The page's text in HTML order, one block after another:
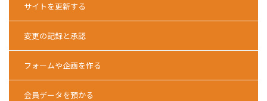
サイトを更新する
変更の記録と承認
フォームや企画を作る
会員データを預かる